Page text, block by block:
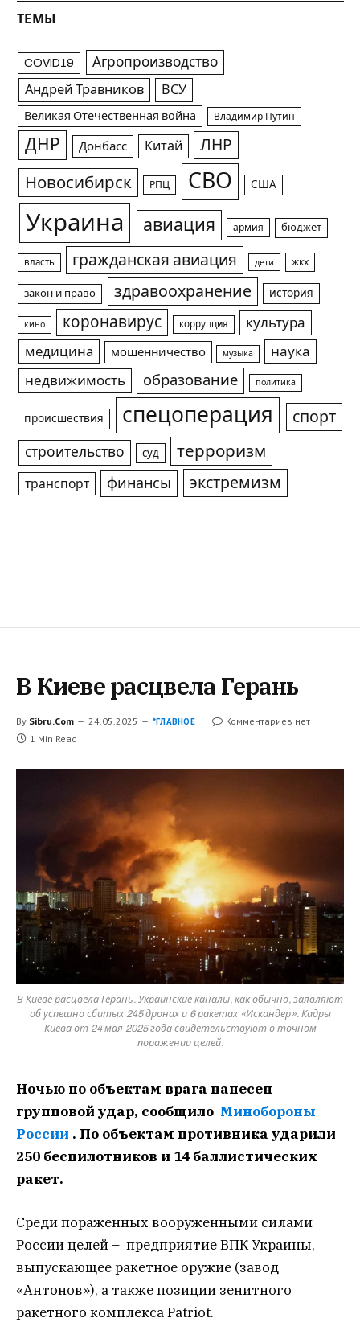
ТЕМЫ
COVID19 Агропроизводство
Андрей Травников ВСУ
Великая Отечественная война Владимир Путин
ДНР Донбасс Китай ЛНР
Новосибирск РПЦ СВО США
Украина авиация армия бюджет
власть гражданская авиация дети жкх
закон и право здравоохранение история
кино коронавирус коррупция
культура
медицина
мошенничество музыка
наука
недвижимость
образование политика
происшествия спецоперация спорт
строительство суд терроризм
транспорт финансы экстремизм
В Киеве расцвела Герань
By Sibru.Com 24.05.2025 *ГЛАВНОЕ
Комментариев нет
1 Min Read
В Киеве расцвела Герань. Украинские каналы, как обычно, заявляют
об успешно сбитых 245 дронах и 6 ракетах «Искандер». Кадры
Киева от 24 мая 2025 года свидетельствуют о точном
поражении целей.
Ночью по объектам врага нанесен
групповой удар, сообщило Минобороны
России . По объектам противника ударили
250 беспилотников и 14 баллистических
ракет.
Среди пораженных вооруженными силами
России целей – предприятие ВПК Украины,
выпускающее ракетное оружие (завод
«Антонов»), а также позиции зенитного
ракетного комплекса Patriot.